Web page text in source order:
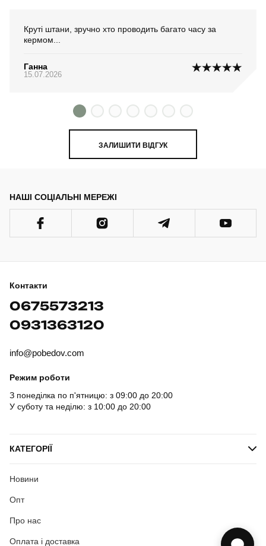
Круті штани, зручно хто проводить багато часу за
кермом...
Ганна
15.07.2026
ЗАЛИШИТИ ВІДГУК
НАШІ СОЦІАЛЬНІ МЕРЕЖІ
Контакти
0675573213
0931363120
info@pobedov.com
Режим роботи
З понеділка по п'ятницю: з 09:00 до 20:00
У суботу та неділю: з 10:00 до 20:00
КАТЕГОРІЇ
Новини
Опт
Про нас
Оплата і доставка